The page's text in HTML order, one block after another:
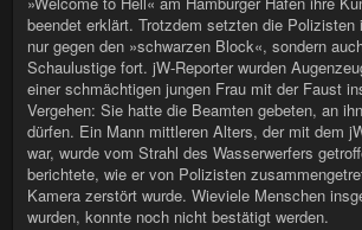
beendet erklärt. Trotzdem setzten die Polizisten
nur gegen den »schwarzen Block«, sondern
Schaulustige fort. jW-Reporter wurden
einer schmächtigen jungen Frau mit der Faust
Vergehen: Sie hatte die Beamten gebeten, an
dürfen. Ein Mann mittleren Alters, der mit dem
war, wurde vom Strahl des Wasserwerfers
berichtete, wie er von Polizisten
Kamera zerstört wurde. Wieviele Menschen
wurden, konnte noch nicht bestätigt werden.